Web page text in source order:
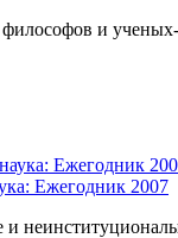
и
Ежегодник 2007